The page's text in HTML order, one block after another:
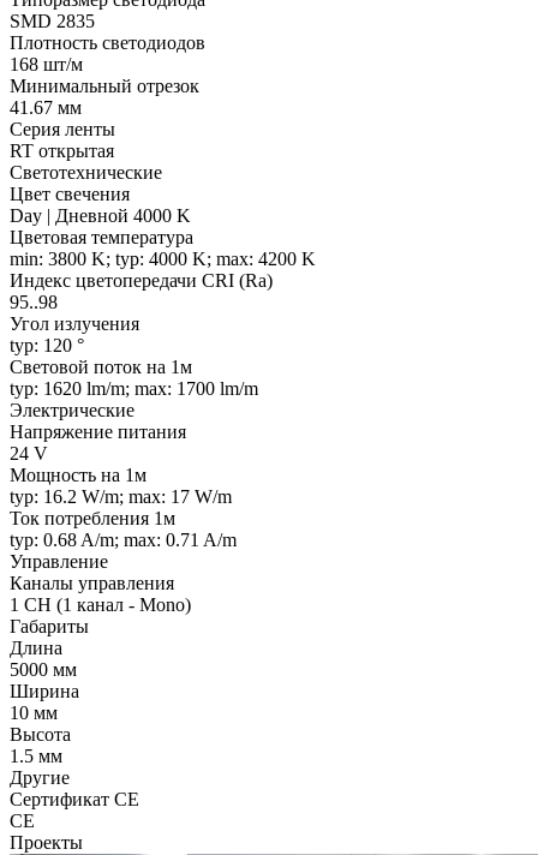
SMD 2835
Плотность светодиодов
168 шт/м
Минимальный отрезок
41.67 мм
Серия ленты
RT открытая
Светотехнические
Цвет свечения
Day | Дневной 4000 K
Цветовая температура
min: 3800 K; typ: 4000 K; max: 4200 K
Индекс цветопередачи CRI (Ra)
95..98
Угол излучения
typ: 120 °
Световой поток на 1м
typ: 1620 lm/m; max: 1700 lm/m
Электрические
Напряжение питания
24 V
Мощность на 1м
typ: 16.2 W/m; max: 17 W/m
Ток потребления 1м
typ: 0.68 A/m; max: 0.71 A/m
Управление
Каналы управления
1 CH (1 канал - Mono)
Габариты
Длина
5000 мм
Ширина
10 мм
Высота
1.5 мм
Другие
Сертификат CE
CE
Проекты